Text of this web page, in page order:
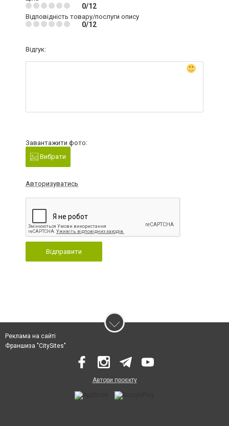
0/12
Відповідність товару/послуги опису
0/12
Відгук:
Завантажити фото:
Вибрати
Авторизуватись
Відправити
Реклама на сайті
Франшиза "CitySites"
Автори проєкту